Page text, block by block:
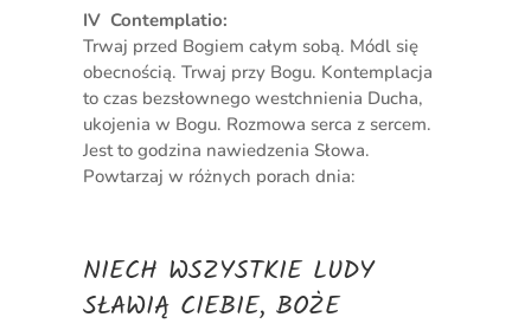
IV Contemplatio:
Trwaj przed Bogiem całym sobą. Módl się
obecnością. Trwaj przy Bogu. Kontemplacja
to czas bezsłownego westchnienia Ducha,
ukojenia w Bogu. Rozmowa serca z sercem.
Jest to godzina nawiedzenia Słowa.
Powtarzaj w różnych porach dnia:
NIECH WSZYSTKIE LUDY
SŁAWIĄ CIEBIE, BOŻE